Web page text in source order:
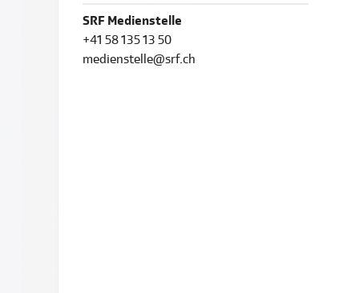
SRF Medienstelle
+41 58 135 13 50
medienstelle@srf.ch